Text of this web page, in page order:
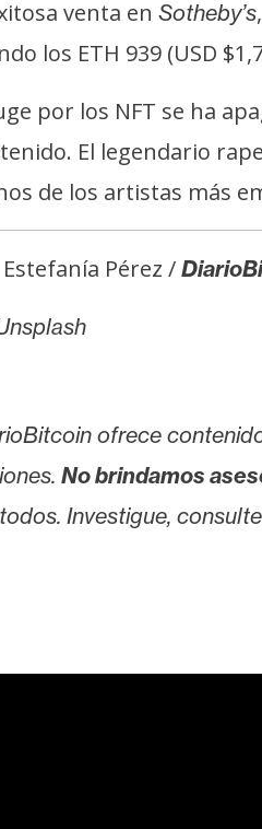
venta en Sotheby’s
los ETH 939 (USD
por los NFT se ha
El legendario
de los artistas más
Pérez /
ofrece
No brindamos
Investigue,